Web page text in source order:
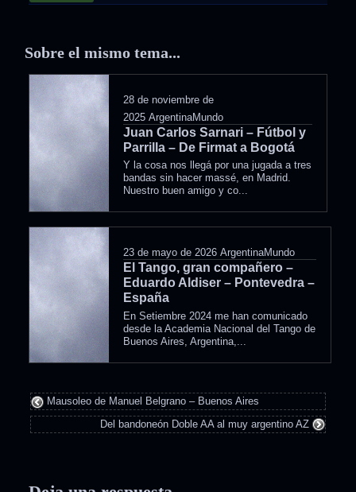
Sobre el mismo tema...
28 de noviembre de
2025 ArgentinaMundo
Juan Carlos Sarnari – Fútbol y
Parrilla – De Firmat a Bogotá
Y la cosa nos llegá por una jugada a tres
bandas sin hacer massé, en Madrid.
Nuestro buen amigo y co...
23 de mayo de 2026 ArgentinaMundo
El Tango, gran compañero –
Eduardo Aldiser – Pontevedra –
España
En Setiembre 2024 me han comunicado
desde la Academia Nacional del Tango de
Buenos Aires, Argentina,...
Mausoleo de Manuel Belgrano – Buenos Aires
Del bandoneón Doble AA al muy argentino AZ